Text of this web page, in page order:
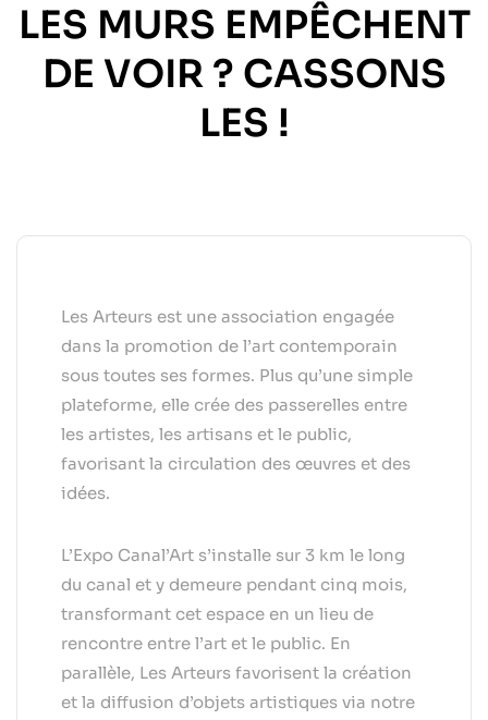
LES MURS EMPÊCHENT
DE VOIR ? CASSONS
LES !
Les Arteurs est une association engagée
dans la promotion de l’art contemporain
sous toutes ses formes. Plus qu’une simple
plateforme, elle crée des passerelles entre
les artistes, les artisans et le public,
favorisant la circulation des œuvres et des
idées.
L’Expo Canal’Art s’installe sur 3 km le long
du canal et y demeure pendant cinq mois,
transformant cet espace en un lieu de
rencontre entre l’art et le public. En
parallèle, Les Arteurs favorisent la création
et la diffusion d’objets artistiques via notre